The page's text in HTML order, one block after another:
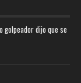
golpeador dijo que se